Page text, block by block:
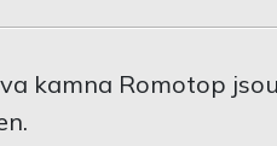
kamna Romotop